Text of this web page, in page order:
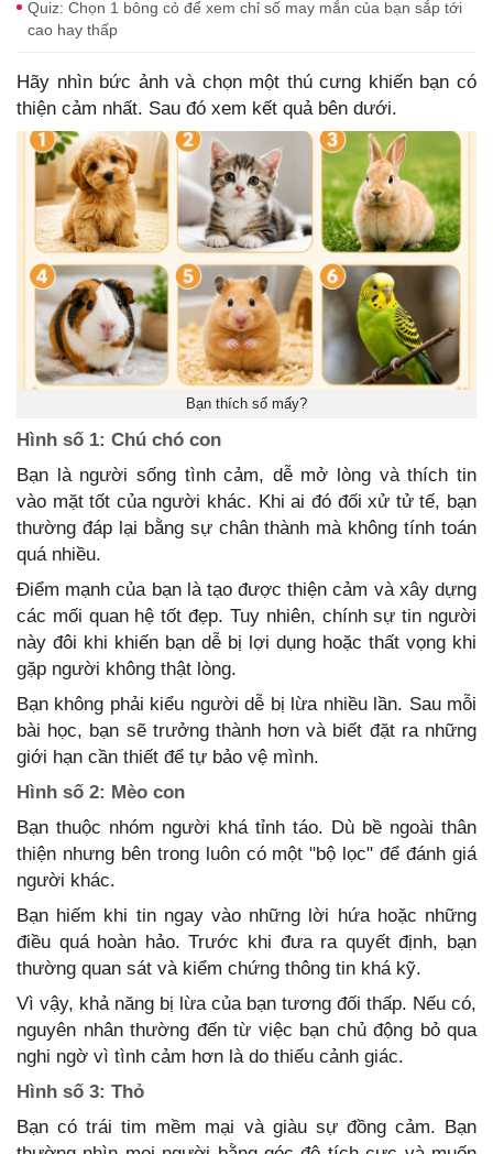
Quiz: Chọn 1 bông cỏ để xem chỉ số may mắn của bạn sắp tới
cao hay thấp
Hãy nhìn bức ảnh và chọn một thú cưng khiến bạn có
thiện cảm nhất. Sau đó xem kết quả bên dưới.
Bạn thích số mấy?
Hình số 1: Chú chó con
Bạn là người sống tình cảm, dễ mở lòng và thích tin
vào mặt tốt của người khác. Khi ai đó đối xử tử tế, bạn
thường đáp lại bằng sự chân thành mà không tính toán
quá nhiều.
Điểm mạnh của bạn là tạo được thiện cảm và xây dựng
các mối quan hệ tốt đẹp. Tuy nhiên, chính sự tin người
này đôi khi khiến bạn dễ bị lợi dụng hoặc thất vọng khi
gặp người không thật lòng.
Bạn không phải kiểu người dễ bị lừa nhiều lần. Sau mỗi
bài học, bạn sẽ trưởng thành hơn và biết đặt ra những
giới hạn cần thiết để tự bảo vệ mình.
Hình số 2: Mèo con
Bạn thuộc nhóm người khá tỉnh táo. Dù bề ngoài thân
thiện nhưng bên trong luôn có một "bộ lọc" để đánh giá
người khác.
Bạn hiếm khi tin ngay vào những lời hứa hoặc những
điều quá hoàn hảo. Trước khi đưa ra quyết định, bạn
thường quan sát và kiểm chứng thông tin khá kỹ.
Vì vậy, khả năng bị lừa của bạn tương đối thấp. Nếu có,
nguyên nhân thường đến từ việc bạn chủ động bỏ qua
nghi ngờ vì tình cảm hơn là do thiếu cảnh giác.
Hình số 3: Thỏ
Bạn có trái tim mềm mại và giàu sự đồng cảm. Bạn